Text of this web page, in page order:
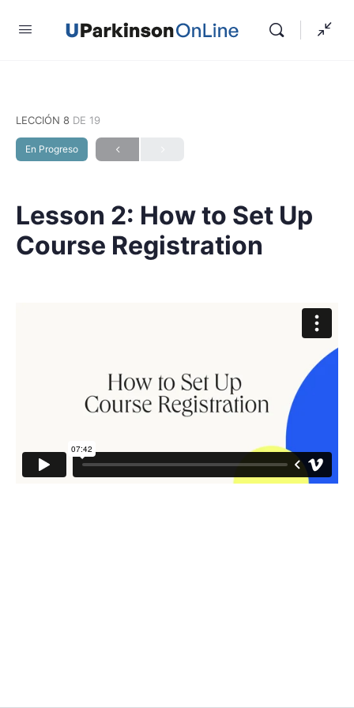
LECCIÓN 8 DE 19
En Progreso
Lesson 2: How to Set Up
Course Registration